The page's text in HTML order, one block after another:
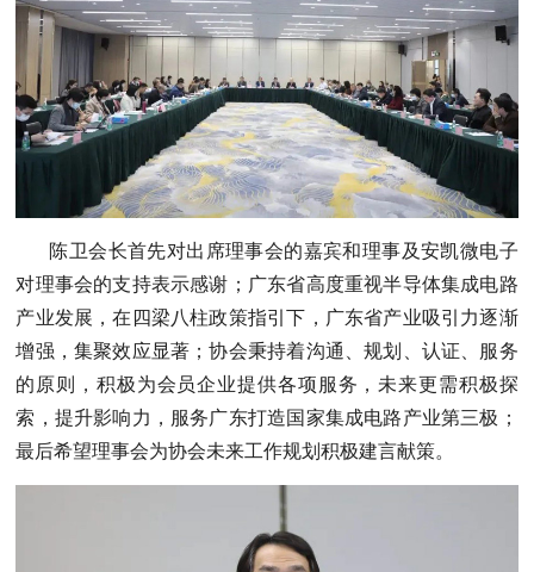
陈卫会长首先对出席理事会的嘉宾和理事及安凯微电子
对理事会的支持表示感谢；广东省高度重视半导体集成电路
产业发展，在四梁八柱政策指引下， 广东省产业吸引力逐渐
增强，集聚效应显著；协会秉持着沟通、规划、认证、服务
的原则，积极为会员企业提供各项服务，未来更需积极探
索，提升影响力，服务广东打造国家集成电路产业第三极；
最后希望理事会为协会未来工作规划积极建言献策。